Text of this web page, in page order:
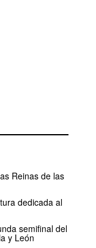
Reinas de las
dedicada al
semifinal del
y León